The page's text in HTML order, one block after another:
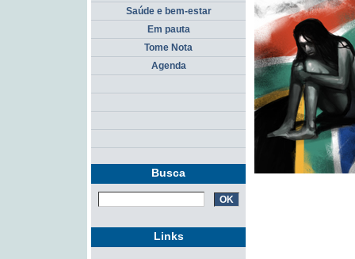
Saúde e bem-estar
Em pauta
Tome Nota
Agenda
Busca
Links